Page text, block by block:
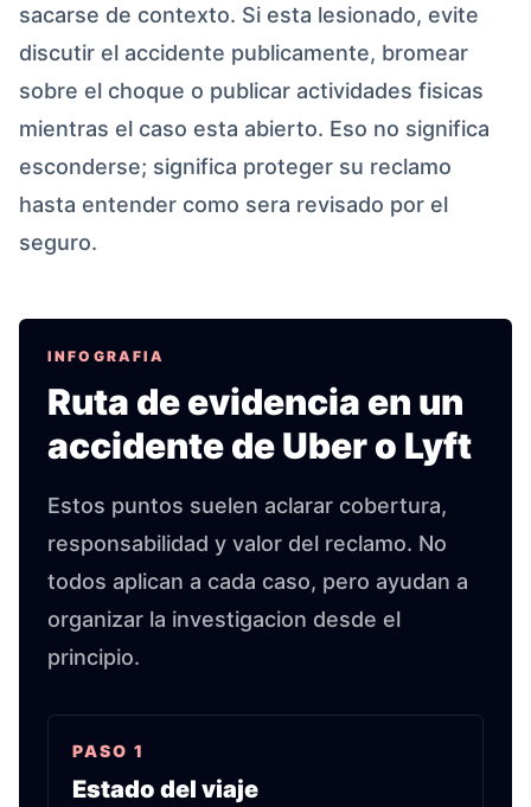
sacarse de contexto. Si esta lesionado, evite
discutir el accidente publicamente, bromear
sobre el choque o publicar actividades fisicas
mientras el caso esta abierto. Eso no significa
esconderse; significa proteger su reclamo
hasta entender como sera revisado por el
seguro.
INFOGRAFIA
Ruta de evidencia en un
accidente de Uber o Lyft
Estos puntos suelen aclarar cobertura,
responsabilidad y valor del reclamo. No
todos aplican a cada caso, pero ayudan a
organizar la investigacion desde el
principio.
PASO 1
Estado del viaje